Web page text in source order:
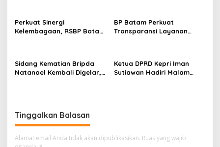
s
Perkuat Sinergi
Kelembagaan, RSBP Batam
BP Batam Perkuat
Transparansi Layanan
Sidang Kematian Bripda
Natanael Kembali Digelar,
Ketua DPRD Kepri Iman
Sutiawan Hadiri Malam
Tinggalkan Balasan
Alamat email Anda tidak akan dipublikasikan. Ruas yang wajib